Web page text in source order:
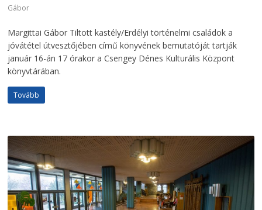
Gábor
Margittai Gábor Tiltott kastély/Erdélyi történelmi családok a
jóvátétel útvesztőjében című könyvének bemutatóját tartják
január 16-án 17 órakor a Csengey Dénes Kulturális Központ
könyvtárában.
Tovább